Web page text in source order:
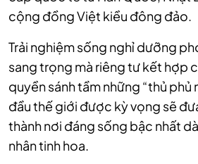
cộng đồng Việt kiều đông đảo.
Trải nghiệm sống nghỉ dưỡng
sang trọng mà riêng tư kết hợp
quyền sánh tầm những “thủ phủ
đầu thế giới được kỳ vọng sẽ
thành nơi đáng sống bậc nhất
nhân tinh hoa.